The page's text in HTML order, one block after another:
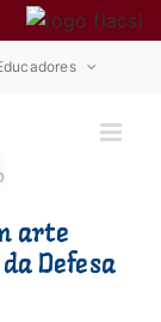
arte
Defesa